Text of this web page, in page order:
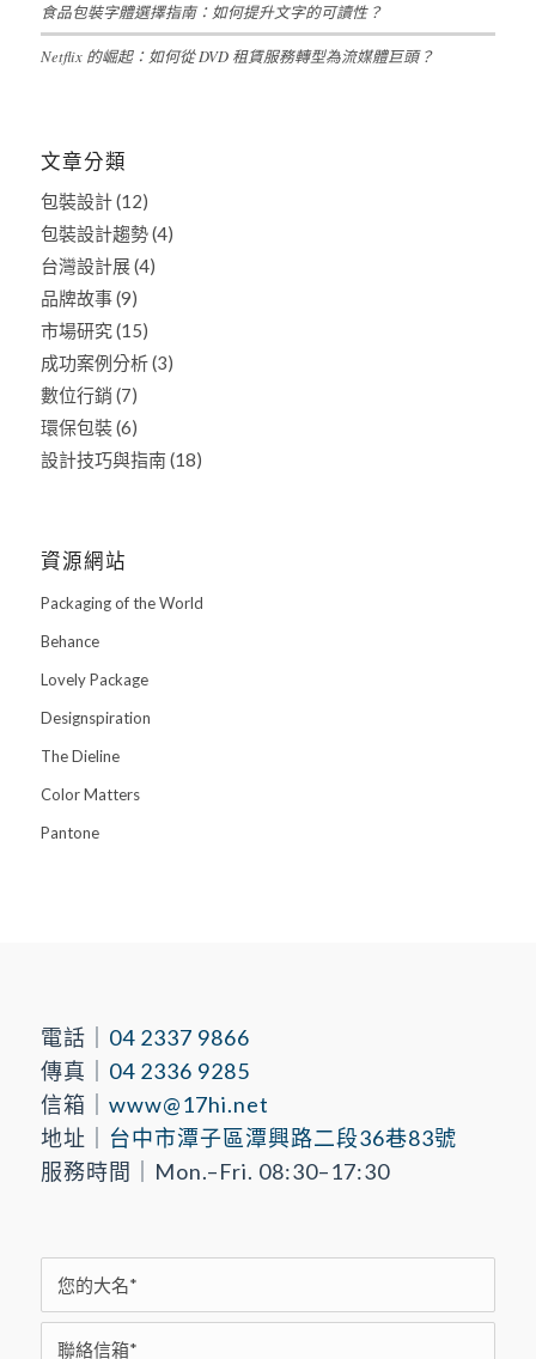
食品包裝字體選擇指南：如何提升文字的可讀性？
Netflix 的崛起：如何從 DVD 租賃服務轉型為流媒體巨頭？
文章分類
包裝設計(12)
包裝設計趨勢(4)
台灣設計展(4)
品牌故事(9)
市場研究(15)
成功案例分析(3)
數位行銷 (7)
環保包裝(6)
設計技巧與指南 (18)
資源網站
Packaging of the World
Behance
Lovely Package
Designspiration
The Dieline
Color Matters
Pantone
電話｜ 04 2337 9866
傳真｜ 04 2336 9285
信箱｜ www@17hi.net
地址｜
台中市潭子區潭興路二段36巷83號
服務時間｜Mon.–Fri. 08:30–17:30